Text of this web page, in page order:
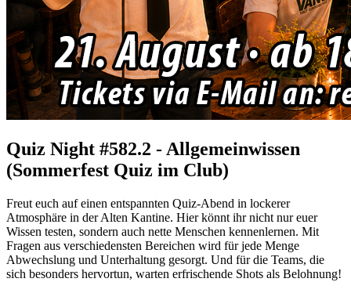
Quiz Night #582.2 - Allgemeinwissen
(Sommerfest Quiz im Club)
Freut euch auf einen entspannten Quiz-Abend in lockerer
Atmosphäre in der Alten Kantine. Hier könnt ihr nicht nur euer
Wissen testen, sondern auch nette Menschen kennenlernen. Mit
Fragen aus verschiedensten Bereichen wird für jede Menge
Abwechslung und Unterhaltung gesorgt. Und für die Teams, die
sich besonders hervortun, warten erfrischende Shots als Belohnung!